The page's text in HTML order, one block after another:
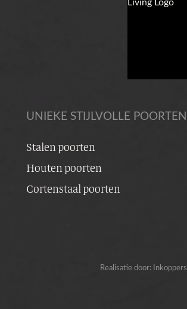
UNIEKE STIJLVOLLE POORTEN
Stalen poorten
Houten poorten
Cortenstaal poorten
Realisatie door: Inkoppers